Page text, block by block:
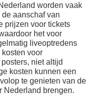
worden vaak
aanschaf van
prijzen voor tickets
het voor
liveoptredens
voor
niet altijd
kosten kunnen een
te genieten van de
Nederland brengen.